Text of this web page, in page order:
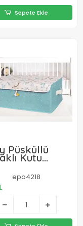
Sepete Ekle
Püsküllü
Kutu
Çok
Organizer
Baza Boy
-04249
epo4218